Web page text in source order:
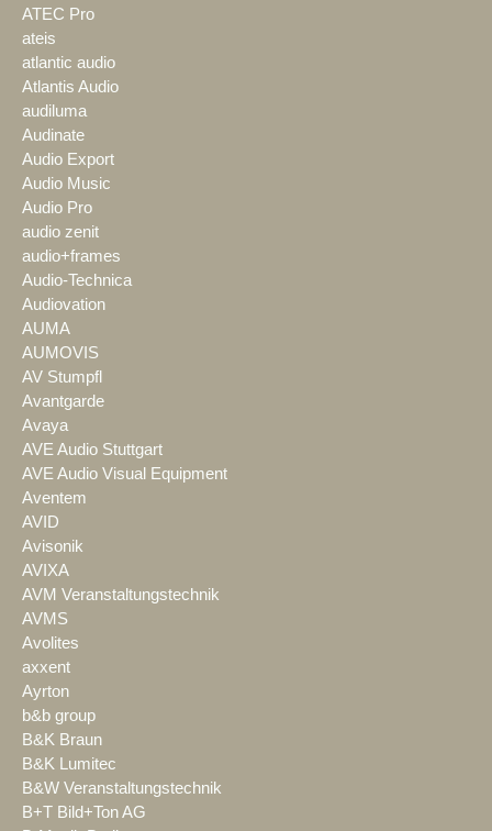
ATEC Pro
ateis
atlantic audio
Atlantis Audio
audiluma
Audinate
Audio Export
Audio Music
Audio Pro
audio zenit
audio+frames
Audio-Technica
Audiovation
AUMA
AUMOVIS
AV Stumpfl
Avantgarde
Avaya
AVE Audio Stuttgart
AVE Audio Visual Equipment
Aventem
AVID
Avisonik
AVIXA
AVM Veranstaltungstechnik
AVMS
Avolites
axxent
Ayrton
b&b group
B&K Braun
B&K Lumitec
B&W Veranstaltungstechnik
B+T Bild+Ton AG